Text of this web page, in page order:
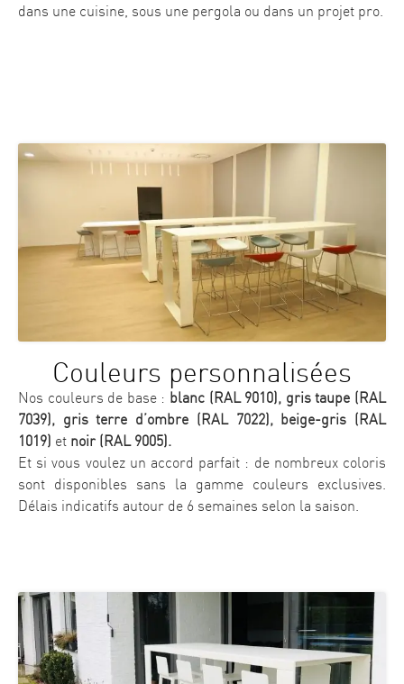
dans une cuisine, sous une pergola ou dans un projet pro.
Couleurs personnalisées
Nos couleurs de base : blanc (RAL 9010), gris taupe (RAL
7039), gris terre d’ombre (RAL 7022), beige-gris (RAL
1019) et noir (RAL 9005).
Et si vous voulez un accord parfait : de nombreux coloris
sont disponibles sans la gamme couleurs exclusives.
Délais indicatifs autour de 6 semaines selon la saison.